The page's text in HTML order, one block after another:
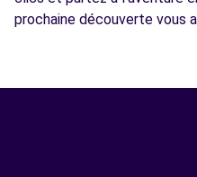
prochaine découverte vous